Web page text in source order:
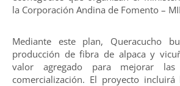
la Corporación Andina de Fomento –
Mediante este plan, Queracucho
producción de fibra de alpaca y
valor agregado para mejorar las
comercialización. El proyecto